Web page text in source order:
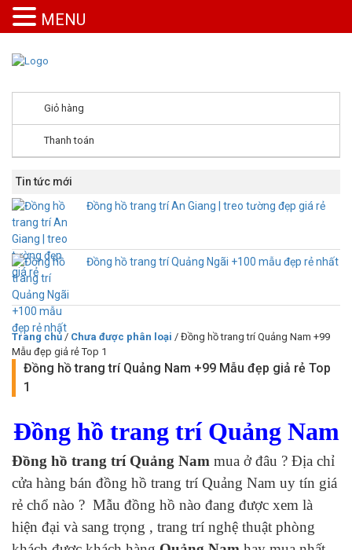
Giỏ hàng
Thanh toán
Tin tức mới
Đồng hồ trang trí An Giang | treo tường đẹp giá rẻ
Đồng hồ trang trí Quảng Ngãi +100 mẫu đẹp rẻ nhất
Trang chủ / Chưa được phân loại / Đồng hồ trang trí Quảng Nam +99
Mẫu đẹp giả rẻ Top 1
Đồng hồ trang trí Quảng Nam +99 Mẫu đẹp giả rẻ Top
1
Đồng hồ trang trí Quảng Nam
Đồng hồ trang trí Quảng Nam mua ở đâu ? Địa chỉ
cửa hàng bán đồng hồ trang trí Quảng Nam uy tín giá
rẻ chổ nào ? Mẫu đồng hồ nào đang được xem là
hiện đại và sang trọng , trang trí nghệ thuật phòng
MENU